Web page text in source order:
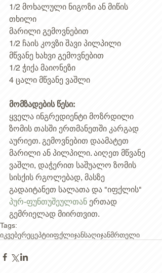
1/2 მოხალული ნიგოზი ან მიწის
თხილი
მარილი გემოვნებით
1/2 ჩაის კოვზი შავი პილპილი
მწვანე ხახვი გემოვნებით
1/2 ჭიქა მაიონეზი
4 ცალი მწვანე ვაშლი
მომზადების წესი:
ყველა ინგრედიენტი მოზრდილი
ზომის თასში ერთმანეთში კარგად
აურიეთ. გემოვნებით დაამატეთ
მარილი ან პილპილი. აიღეთ მწვანე
ვაშლი, დაჭერით საშუალო ზომის
სისქის რგოლებად, მასზე
გადაიტანეთ სალათა და "იფქლის"
პურ-ფუნთუშეულთან ერთად
გემრიელად მიირთვით.
Tags:
იკვებერეცეპტიიფქლიჯანსაღიჯანმრთელი